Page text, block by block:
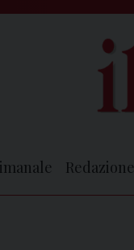
Redazione